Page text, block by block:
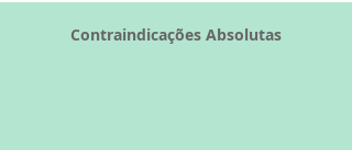
Contraindicações Absolutas